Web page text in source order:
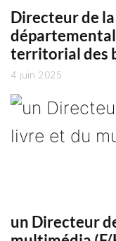
Directeur de
territorial des
4 juin 2025
un Directeur